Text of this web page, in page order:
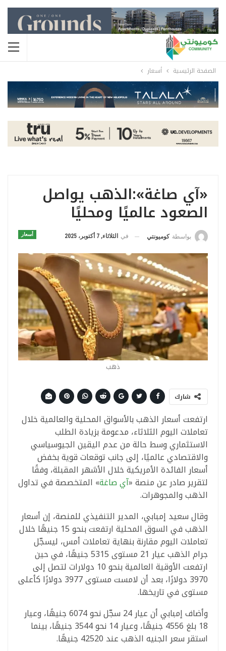
الصفحة الرئيسية أسعار
«آي صاغة»:الذهب يواصل
الصعود عالميًا ومحليًا
أسعار بواسطة كوميونتي في الثلاثاء, 7 أكتوبر، 2025
ذهب
شارك
ارتفعت أسعار الذهب بالأسواق المحلية والعالمية خلال
تعاملات اليوم الثلاثاء، مدعومة بزيادة الطلب
الاستثماري وسط حالة من عدم اليقين الجيوسياسي
والاقتصادي عالميًا، إلى جانب توقعات قوية بخفض
أسعار الفائدة الأمريكية خلال الأشهر المقبلة، وفقًا
لتقرير صادر عن منصة «آي صاغة» المتخصصة في تداول
الذهب والمجوهرات.
وقال سعيد إمبابي، المدير التنفيذي للمنصة، إن أسعار
الذهب في السوق المحلية ارتفعت بنحو 15 جنيهًا خلال
تعاملات اليوم مقارنة بنهاية تعاملات أمس، ليسجّل
جرام الذهب عيار 21 مستوى 5315 جنيهًا، في حين
ارتفعت الأوقية العالمية بنحو 10 دولارات لتصل إلى
3970 دولارًا، بعد أن لامست مستوى 3977 دولارًا كأعلى
مستوى في تاريخها.
وأضاف إمبابي أن عيار 24 سجّل نحو 6074 جنيهًا، وعيار
18 بلغ 4556 جنيهًا، وعيار 14 نحو 3544 جنيهًا، بينما
استقر سعر الجنيه الذهب عند 42520 جنيهًا.